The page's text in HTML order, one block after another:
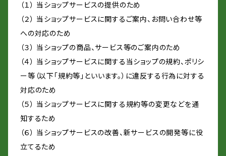
（１） 当ショップサービスの提供のため
（２） 当ショップサービスに関するご案内、お問い合わせ等
への対応のため
（３） 当ショップの商品、サービス等のご案内のため
（４） 当ショップサービスに関する当ショップの規約、ポリシ
ー等（以下「規約等」といいます。）に違反する行為に対する
対応のため
（５） 当ショップサービスに関する規約等の変更などを通
知するため
（６） 当ショップサービスの改善、新サービスの開発等に役
立てるため